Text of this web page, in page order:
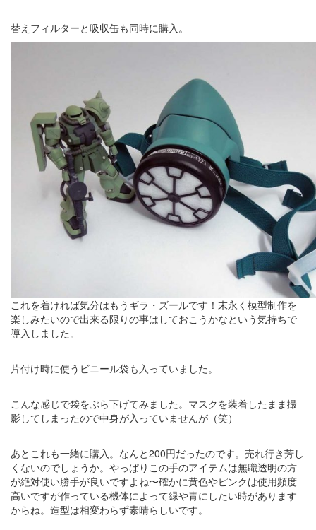
替えフィルターと吸収缶も同時に購入。
これを着ければ気分はもうギラ・ズールです！末永く模型制作を
楽しみたいので出来る限りの事はしておこうかなという気持ちで
導入しました。
片付け時に使うビニール袋も入っていました。
こんな感じで袋をぶら下げてみました。マスクを装着したまま撮
影してしまったので中身が入っていませんが（笑）
あとこれも一緒に購入。なんと200円だったのです。売れ行き芳し
くないのでしょうか。やっぱりこの手のアイテムは無職透明の方
が絶対使い勝手が良いですよね〜確かに黄色やピンクは使用頻度
高いですが作っている機体によって緑や青にしたい時があります
からね。造型は相変わらず素晴らしいです。